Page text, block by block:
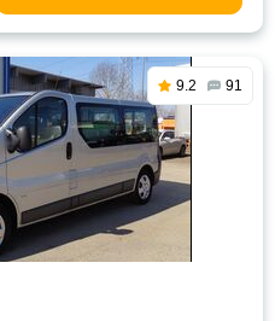
9.2 91